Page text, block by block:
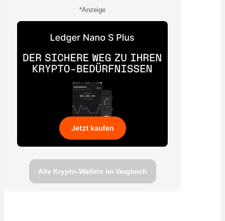
*Anzeige
Alle Krypto-Wallets im Vergleich